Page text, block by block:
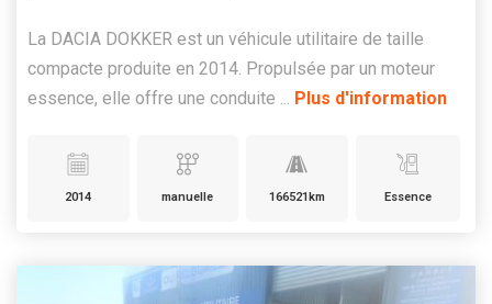
La DACIA DOKKER est un véhicule utilitaire de taille
compacte produite en 2014. Propulsée par un moteur
essence, elle offre une conduite ... Plus d'information
2014 manuelle 166521km Essence